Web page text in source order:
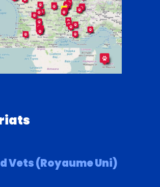
Vets (Royaume Uni)